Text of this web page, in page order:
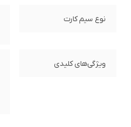
نوع سیم کارت
ویژگی‌های کلیدی